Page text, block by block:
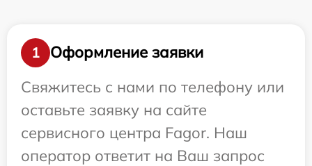
1
Оформление заявки
Свяжитесь с нами по телефону или
оставьте заявку на сайте
сервисного центра Fagor. Наш
оператор ответит на Ваш запрос